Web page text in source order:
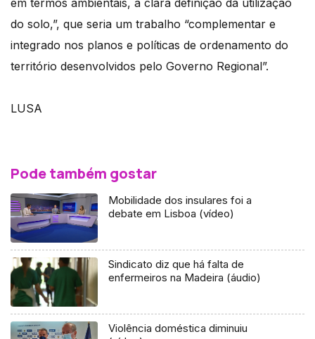
em termos ambientais, a clara definição da utilização
do solo,”, que seria um trabalho “complementar e
integrado nos planos e políticas de ordenamento do
território desenvolvidos pelo Governo Regional”.
LUSA
Pode também gostar
Mobilidade dos insulares foi a
debate em Lisboa (vídeo)
Sindicato diz que há falta de
enfermeiros na Madeira (áudio)
Violência doméstica diminuiu